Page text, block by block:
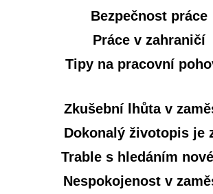
Bezpečnost práce
Práce v zahraničí
Tipy na pracovní
Zkušební lhůta v
Dokonalý životopis je
Trable s hledáním
Nespokojenost v